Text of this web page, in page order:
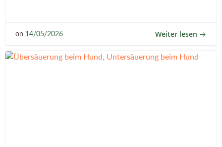
on 14/05/2026 Weiter lesen